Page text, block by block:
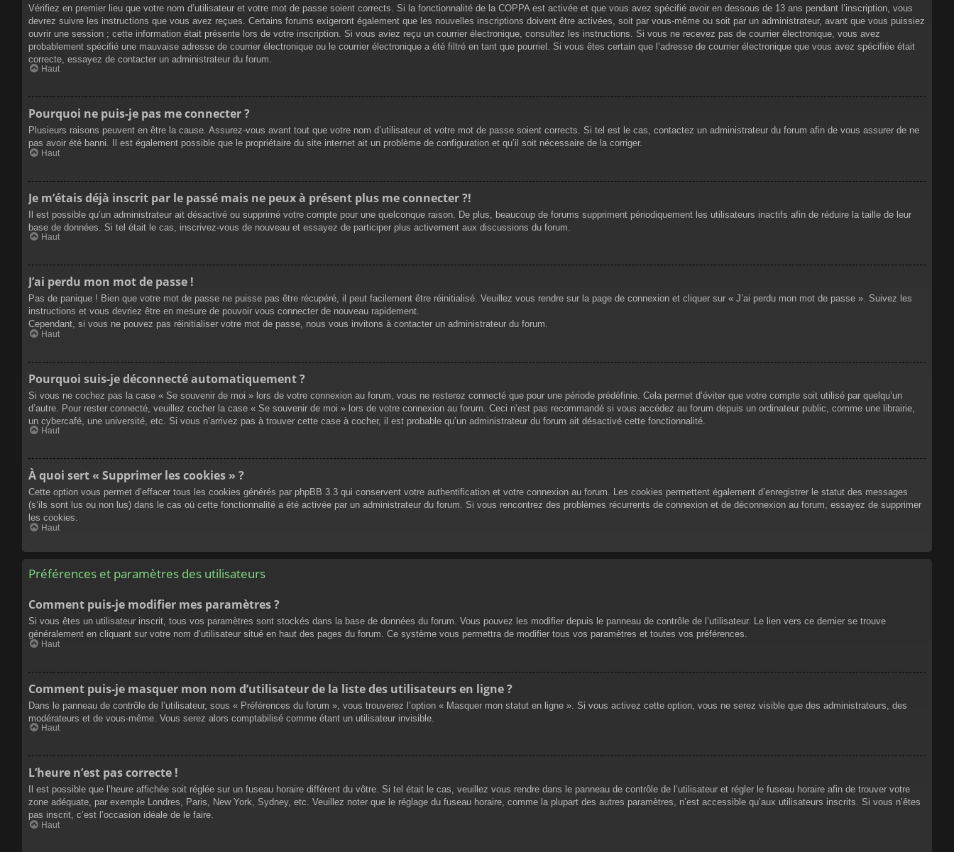
Vérifiez en premier lieu que votre nom d’utilisateur et votre mot de passe soient corrects. Si la fonctionnalité de la COPPA est activée et que vous avez spécifié avoir en dessous de 13 ans pendant l’inscription, vous
devrez suivre les instructions que vous avez reçues. Certains forums exigeront également que les nouvelles inscriptions doivent être activées, soit par vous-même ou soit par un administrateur, avant que vous puissiez
ouvrir une session ; cette information était présente lors de votre inscription. Si vous aviez reçu un courrier électronique, consultez les instructions. Si vous ne recevez pas de courrier électronique, vous avez
probablement spécifié une mauvaise adresse de courrier électronique ou le courrier électronique a été filtré en tant que pourriel. Si vous êtes certain que l’adresse de courrier électronique que vous avez spécifiée était
correcte, essayez de contacter un administrateur du forum.
Haut
Pourquoi ne puis-je pas me connecter ?
Plusieurs raisons peuvent en être la cause. Assurez-vous avant tout que votre nom d’utilisateur et votre mot de passe soient corrects. Si tel est le cas, contactez un administrateur du forum afin de vous assurer de ne
pas avoir été banni. Il est également possible que le propriétaire du site internet ait un problème de configuration et qu’il soit nécessaire de la corriger.
Haut
Je m’étais déjà inscrit par le passé mais ne peux à présent plus me connecter ?!
Il est possible qu’un administrateur ait désactivé ou supprimé votre compte pour une quelconque raison. De plus, beaucoup de forums suppriment périodiquement les utilisateurs inactifs afin de réduire la taille de leur
base de données. Si tel était le cas, inscrivez-vous de nouveau et essayez de participer plus activement aux discussions du forum.
Haut
J’ai perdu mon mot de passe !
Pas de panique ! Bien que votre mot de passe ne puisse pas être récupéré, il peut facilement être réinitialisé. Veuillez vous rendre sur la page de connexion et cliquer sur « J’ai perdu mon mot de passe ». Suivez les
instructions et vous devriez être en mesure de pouvoir vous connecter de nouveau rapidement.
Cependant, si vous ne pouvez pas réinitialiser votre mot de passe, nous vous invitons à contacter un administrateur du forum.
Haut
Pourquoi suis-je déconnecté automatiquement ?
Si vous ne cochez pas la case « Se souvenir de moi » lors de votre connexion au forum, vous ne resterez connecté que pour une période prédéfinie. Cela permet d’éviter que votre compte soit utilisé par quelqu’un
d’autre. Pour rester connecté, veuillez cocher la case « Se souvenir de moi » lors de votre connexion au forum. Ceci n’est pas recommandé si vous accédez au forum depuis un ordinateur public, comme une librairie,
un cybercafé, une université, etc. Si vous n’arrivez pas à trouver cette case à cocher, il est probable qu’un administrateur du forum ait désactivé cette fonctionnalité.
Haut
À quoi sert « Supprimer les cookies » ?
Cette option vous permet d’effacer tous les cookies générés par phpBB 3.3 qui conservent votre authentification et votre connexion au forum. Les cookies permettent également d’enregistrer le statut des messages
(s’ils sont lus ou non lus) dans le cas où cette fonctionnalité a été activée par un administrateur du forum. Si vous rencontrez des problèmes récurrents de connexion et de déconnexion au forum, essayez de supprimer
les cookies.
Haut
Préférences et paramètres des utilisateurs
Comment puis-je modifier mes paramètres ?
Si vous êtes un utilisateur inscrit, tous vos paramètres sont stockés dans la base de données du forum. Vous pouvez les modifier depuis le panneau de contrôle de l’utilisateur. Le lien vers ce dernier se trouve
généralement en cliquant sur votre nom d’utilisateur situé en haut des pages du forum. Ce système vous permettra de modifier tous vos paramètres et toutes vos préférences.
Haut
Comment puis-je masquer mon nom d’utilisateur de la liste des utilisateurs en ligne ?
Dans le panneau de contrôle de l’utilisateur, sous « Préférences du forum », vous trouverez l’option « Masquer mon statut en ligne ». Si vous activez cette option, vous ne serez visible que des administrateurs, des
modérateurs et de vous-même. Vous serez alors comptabilisé comme étant un utilisateur invisible.
Haut
L’heure n’est pas correcte !
Il est possible que l’heure affichée soit réglée sur un fuseau horaire différent du vôtre. Si tel était le cas, veuillez vous rendre dans le panneau de contrôle de l’utilisateur et régler le fuseau horaire afin de trouver votre
zone adéquate, par exemple Londres, Paris, New York, Sydney, etc. Veuillez noter que le réglage du fuseau horaire, comme la plupart des autres paramètres, n’est accessible qu’aux utilisateurs inscrits. Si vous n’êtes
pas inscrit, c’est l’occasion idéale de le faire.
Haut